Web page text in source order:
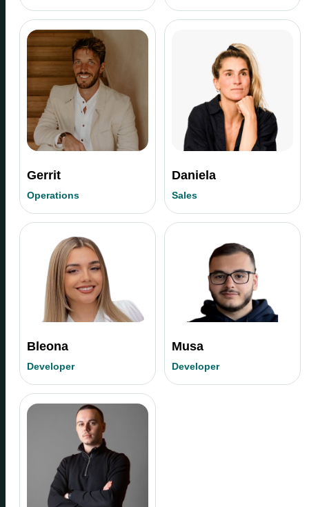
Gerrit
Operations
Daniela
Sales
Bleona
Developer
Musa
Developer